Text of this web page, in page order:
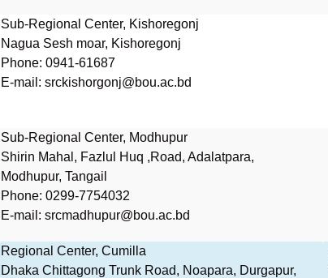
Sub-Regional Center, Kishoregonj
Nagua Sesh moar, Kishoregonj
Phone: 0941-61687
E-mail: srckishorgonj@bou.ac.bd
Sub-Regional Center, Modhupur
Shirin Mahal, Fazlul Huq ,Road, Adalatpara,
Modhupur, Tangail
Phone: 0299-7754032
E-mail: srcmadhupur@bou.ac.bd
Regional Center, Cumilla
Dhaka Chittagong Trunk Road, Noapara, Durgapur,